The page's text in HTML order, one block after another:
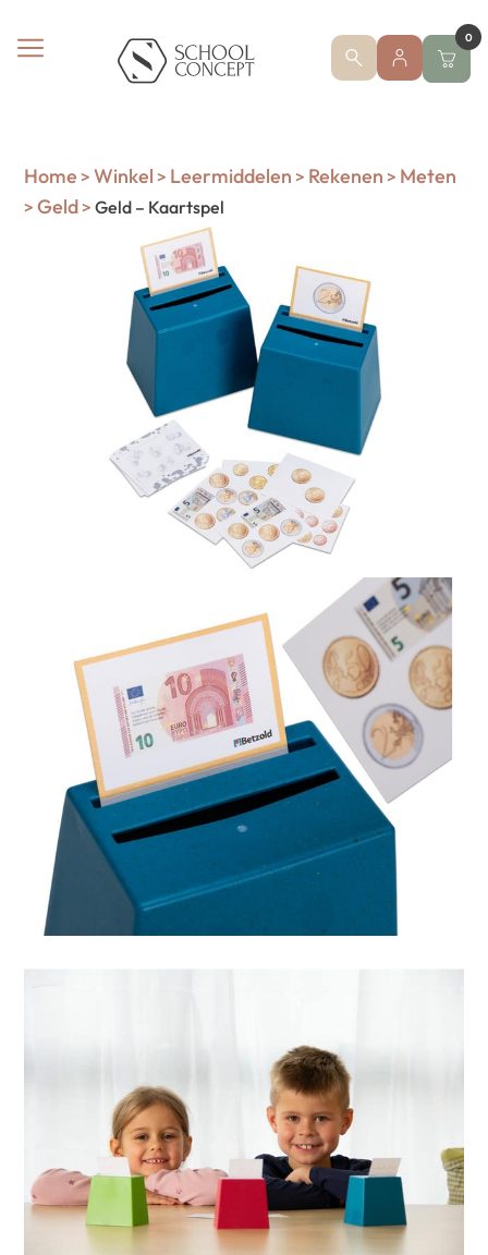
0
Home > Winkel > Leermiddelen > Rekenen > Meten
> Geld> Geld – Kaartspel